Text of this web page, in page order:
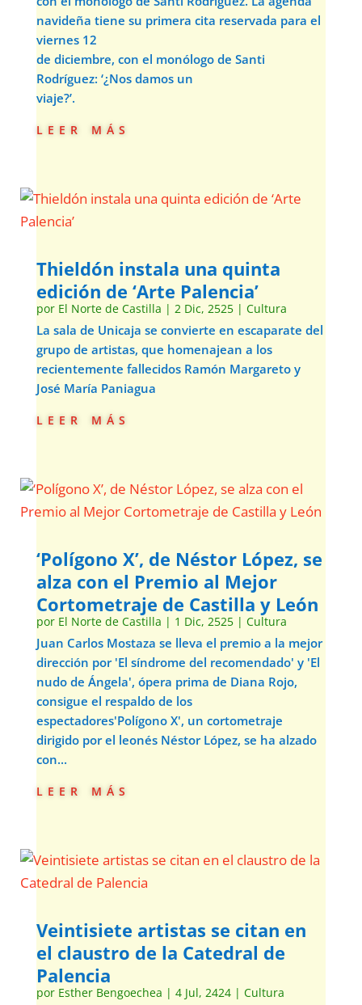
navideña tiene su primera cita reservada para el
viernes 12
de diciembre, con el monólogo de Santi
Rodríguez: ‘¿Nos damos un
viaje?’.
leer más
Thieldón instala una quinta
edición de ‘Arte Palencia’
por El Norte de Castilla | 2 Dic, 2525| Cultura
La sala de Unicaja se convierte en escaparate del
grupo de artistas, que homenajean a los
recientemente fallecidos Ramón Margareto y
José María Paniagua
leer más
‘Polígono X’, de Néstor López, se
alza con el Premio al Mejor
Cortometraje de Castilla y León
por El Norte de Castilla | 1 Dic, 2525| Cultura
Juan Carlos Mostaza se lleva el premio a la mejor
dirección por 'El síndrome del recomendado' y 'El
nudo de Ángela', ópera prima de Diana Rojo,
consigue el respaldo de los
espectadores'Polígono X', un cortometraje
dirigido por el leonés Néstor López, se ha alzado
con...
leer más
Veintisiete artistas se citan en
el claustro de la Catedral de
Palencia
por Esther Bengoechea | 4 Jul, 2424| Cultura